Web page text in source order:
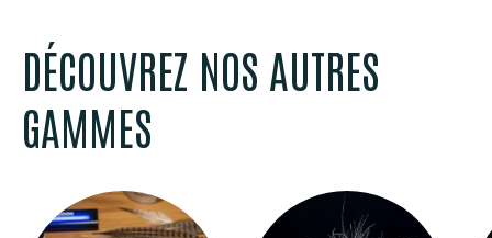
DÉCOUVREZ NOS AUTRES
GAMMES